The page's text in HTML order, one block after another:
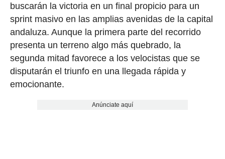
buscarán la victoria en un final propicio para un
sprint masivo en las amplias avenidas de la capital
andaluza. Aunque la primera parte del recorrido
presenta un terreno algo más quebrado, la
segunda mitad favorece a los velocistas que se
disputarán el triunfo en una llegada rápida y
emocionante.
Anúnciate aquí